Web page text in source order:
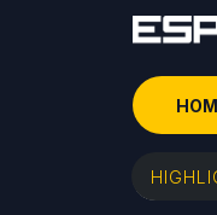
5 Senjata